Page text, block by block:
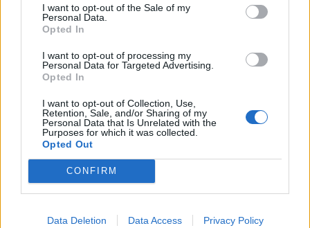
I want to opt-out of the Sale of my
Personal Data.
Opted In
I want to opt-out of processing my
Personal Data for Targeted Advertising.
Opted In
I want to opt-out of Collection, Use,
Retention, Sale, and/or Sharing of my
Personal Data that Is Unrelated with the
Purposes for which it was collected.
Opted Out
CONFIRM
Data Deletion Data Access Privacy Policy
regisztrációhoz kötött.
Az előfizetés a következőket tartalmazza:
Kötéslisták: BÉT elmúlt 2 év napon belüli
kötéslistái
Előfizetés
MÁR ELŐFIZETŐNK VAGY?